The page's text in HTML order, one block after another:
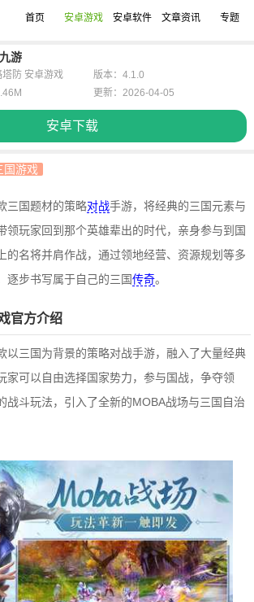
首页 安卓游戏 安卓软件 文章资讯 专题
游
安卓下载
塔防 安卓游戏
版本：4.1.0
更新：2026-04-05
国游戏
三国题材的策略对战手游，将经典的三国元素与
领玩家回到那个英雄辈出的时代，亲身参与到国
的名将并肩作战，通过领地经营、资源规划等多
逐步书写属于自己的三国传奇。
官方介绍
以三国为背景的策略对战手游，融入了大量经典
家可以自由选择国家势力，参与国战，争夺领
战斗玩法，引入了全新的MOBA战场与三国自治